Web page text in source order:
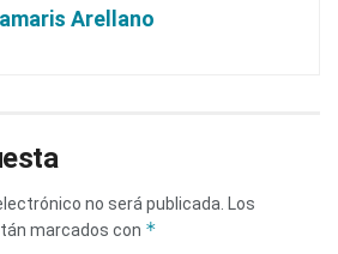
Arellano
no será publicada.
Los
marcados con *